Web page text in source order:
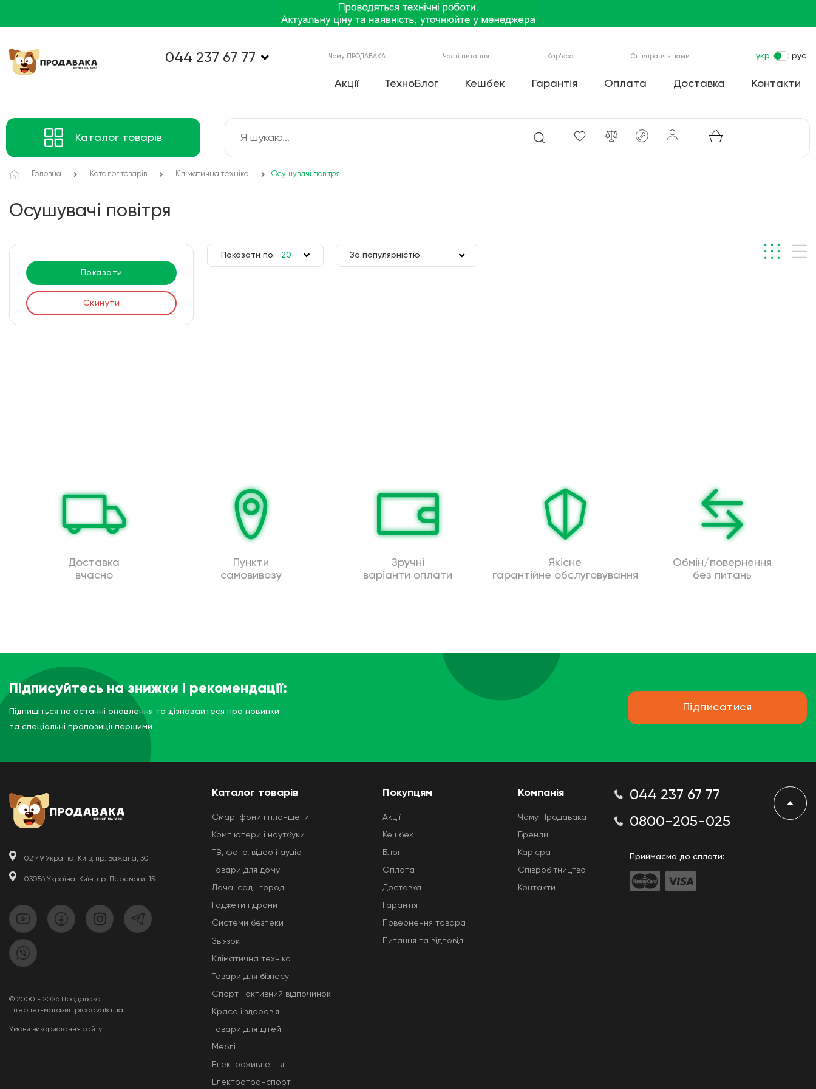
044 237 67 77 Чому ПРОДАВАКА Часті питання Кар'єра Співпраця з нами укр рус
Акції ТехноБлог Кешбек Гарантія Оплата Доставка Контакти
Каталог товарів
Головна Каталог товарів Кліматична техніка Осушувачі повітря
Осушувачі повітря
Показати
Скинути
Показати по:
20
За популярністю
Доставка
вчасно
Пункти
самовивозу
Зручні
варіанти оплати
Якісне
гарантійне обслуговування
Обмін/повернення
без питань
Підписуйтесь на знижки і рекомендації:
Підпишіться на останні оновлення та дізнавайтеся про новинки
та спеціальні пропозиції першими
Підписатися
02149 Україна, Київ, пр. Бажана, 30
03056 Україна, Київ, пр. Перемоги, 15
© 2000 - 2026 Продавака
Інтернет-магазин prodavaka.ua
Умови використання сайту
Каталог товарів
Смартфони і планшети
Комп'ютери і ноутбуки
ТВ, фото, відео і аудіо
Товари для дому
Дача, сад і город
Гаджети і дрони
Системи безпеки
Звʼязок
Кліматична техніка
Товари для бізнесу
Спорт і активний відпочинок
Краса і здоров'я
Товари для дітей
Меблі
Електроживлення
Електротранспорт
Покупцям
Акції
Кешбек
Блог
Оплата
Доставка
Гарантія
Повернення товара
Питання та відповіді
Компанія
Чому Продавака
Бренди
Кар'єра
Співробітництво
Контакти
044 237 67 77
0800-205-025
Приймаємо до сплати: